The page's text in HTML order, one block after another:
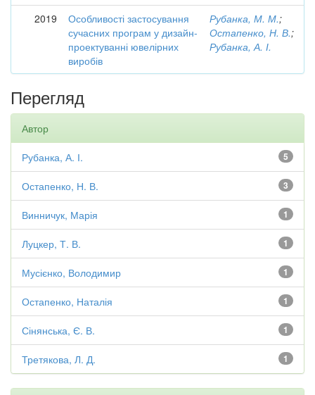
2019
Особливості застосування
сучасних програм у дизайн-
проектуванні ювелірних
виробів
Рубанка, М. М.;
Остапенко, Н. В.;
Рубанка, А. І.
Перегляд
Автор
5
Рубанка, А. І.
3
Остапенко, Н. В.
1
Винничук, Марія
1
Луцкер, Т. В.
1
Мусієнко, Володимир
1
Остапенко, Наталія
1
Сінянська, Є. В.
1
Третякова, Л. Д.